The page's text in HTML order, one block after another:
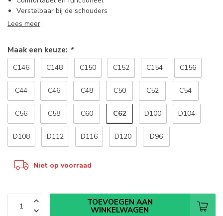
Verstelbaar bij de schouders
Lees meer
Maak een keuze: *
C146 C148 C150 C152 C154 C156
C44 C46 C48 C50 C52 C54
C56 C58 C60 C62 D100 D104
D108 D112 D116 D120 D96
Niet op voorraad
TOEVOEGEN AAN
WINKELWAGEN